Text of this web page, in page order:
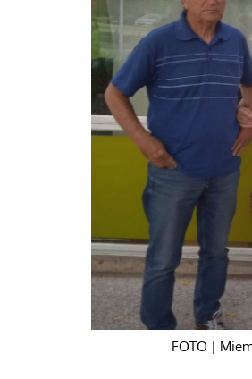
Radio — Mundo obrero hoy
Vidas precarias
FOTO |